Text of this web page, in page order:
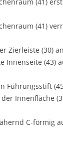
(41)
Zierleiste (30)
Innenseite (43)
Führungsstift
Innenfläche
C-förmig